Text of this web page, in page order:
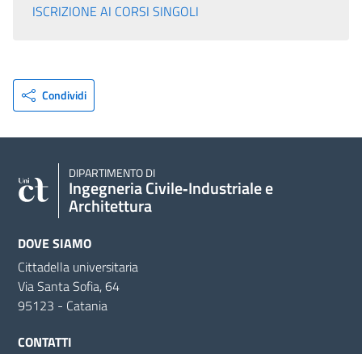
ISCRIZIONE AI CORSI SINGOLI
Condividi
DIPARTIMENTO DI
Ingegneria Civile‑Industriale e
Architettura
DOVE SIAMO
Cittadella universitaria
Via Santa Sofia, 64
95123 - Catania
CONTATTI